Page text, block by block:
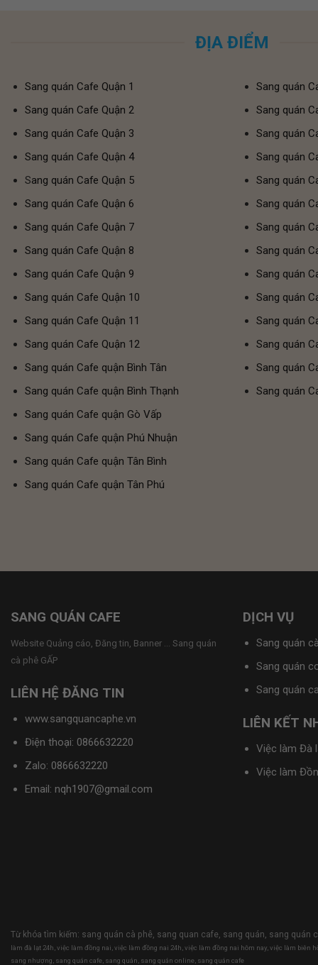
ĐỊA ĐIỂM
Sang quán Cafe Quận 1
Sang quán Cafe Quận 2
Sang quán Cafe Quận 3
Sang quán Cafe Quận 4
Sang quán Cafe Quận 5
Sang quán Cafe Quận 6
Sang quán Cafe Quận 7
Sang quán Cafe Quận 8
Sang quán Cafe Quận 9
Sang quán Cafe Quận 10
Sang quán Cafe Quận 11
Sang quán Cafe Quận 12
Sang quán Cafe quận Bình Tân
Sang quán Cafe quận Bình Thạnh
Sang quán Cafe quận Gò Vấp
Sang quán Cafe quận Phú Nhuận
Sang quán Cafe quận Tân Bình
Sang quán Cafe quận Tân Phú
Sang quán
Sang quán
Sang quán
Sang quán
Sang quán
Sang quán
Sang quán
Sang quán
Sang quán
Sang quán
Sang quán
Sang quán
Sang quán
Sang quán
SANG QUÁN CAFE
Website Quảng cáo, Đăng tin, Banner ... Sang quán
cà phê GẤP
LIÊN HỆ ĐĂNG TIN
www.sangquancaphe.vn
Điện thoại: 0866632220
Zalo: 0866632220
Email: nqh1907@gmail.com
DỊCH VỤ
Sang quán
Sang quán
Sang quán
LIÊN KẾT
Việc làm Đà
Việc làm
Từ khóa tìm kiếm: sang quán cà phê, sang quan cafe, sang quán, sang quán
làm đà lạt 24h việc làm đồng nai việc làm đồng nai 24h việc làm đồng nai hôm nay việc làm biên
sang nhượng sang quán cafe sang quán sang quán online sang quán cafe